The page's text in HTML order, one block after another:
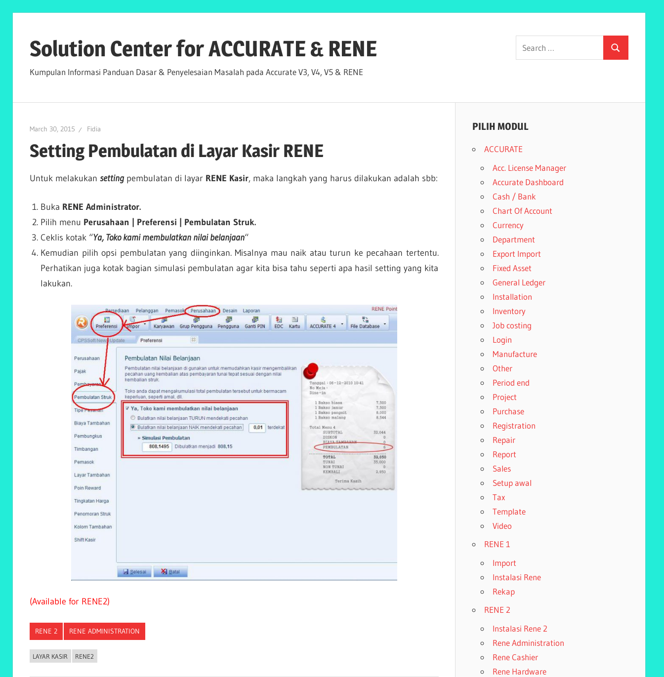
contentSolution Center for ACCURATE & RENE
Kumpulan Informasi Panduan Dasar & Penyelesaian Masalah pada Accurate V3, V4, V5 & RENE
Search
for:
Search
March 30, 2015 Fidia
Setting Pembulatan di Layar Kasir RENE
Untuk melakukan setting pembulatan di layar RENE Kasir, maka langkah yang harus dilakukan adalah sbb:
Buka RENE Administrator.
Pilih menu Perusahaan | Preferensi | Pembulatan Struk.
Ceklis kotak “Ya, Toko kami membulatkan nilai belanjaan“
Kemudian pilih opsi pembulatan yang diinginkan. Misalnya mau naik atau turun ke pecahaan tertentu.
Perhatikan juga kotak bagian simulasi pembulatan agar kita bisa tahu seperti apa hasil setting yang kita
lakukan.
(Available for RENE2)
RENE 2 RENE ADMINISTRATION
LAYAR KASIR RENE2
PILIH MODUL
ACCURATE
Acc. License Manager
Accurate Dashboard
Cash / Bank
Chart Of Account
Currency
Department
Export Import
Fixed Asset
General Ledger
Installation
Inventory
Job costing
Login
Manufacture
Other
Period end
Project
Purchase
Registration
Repair
Report
Sales
Setup awal
Tax
Template
Video
RENE 1
Import
Instalasi Rene
Rekap
RENE 2
Instalasi Rene 2
Rene Administration
Rene Cashier
Rene Hardware